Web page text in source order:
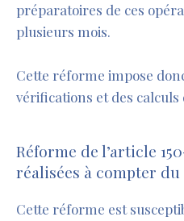
préparatoires de ces
plusieurs mois.
Cette réforme impose
vérifications et des calculs
Réforme de l’article
réalisées à compter du
Cette réforme est